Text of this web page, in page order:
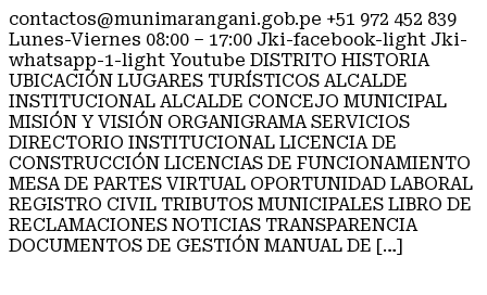
contactos@munimarangani.gob.pe +51 972 452 839
Lunes-Viernes 08:00 – 17:00 Jki-facebook-light Jki-
whatsapp-1-light Youtube DISTRITO HISTORIA
UBICACIÓN LUGARES TURÍSTICOS ALCALDE
INSTITUCIONAL ALCALDE CONCEJO MUNICIPAL
MISIÓN Y VISIÓN ORGANIGRAMA SERVICIOS
DIRECTORIO INSTITUCIONAL LICENCIA DE
CONSTRUCCIÓN LICENCIAS DE FUNCIONAMIENTO
MESA DE PARTES VIRTUAL OPORTUNIDAD LABORAL
REGISTRO CIVIL TRIBUTOS MUNICIPALES LIBRO DE
RECLAMACIONES NOTICIAS TRANSPARENCIA
DOCUMENTOS DE GESTIÓN MANUAL DE […]